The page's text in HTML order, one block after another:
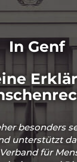
In Genf
besonders
unterstützt
für